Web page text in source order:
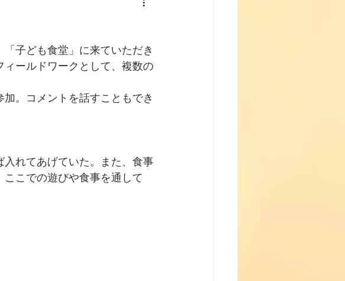
子ども食堂」に来ていただき
ールドワークとして、複数の
。コメントを話すこともでき
入れてあげていた。また、食事
こでの遊びや食事を通して